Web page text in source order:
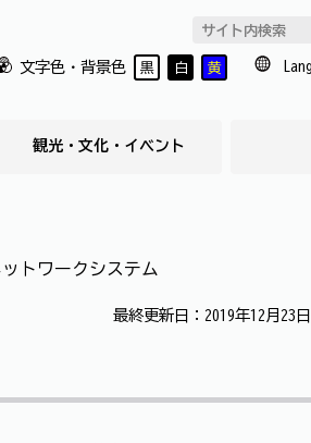
文字色・背景色 黒 白 黄
観光・文化・イベント
トワークシステム
最終更新日：2019年12月23日